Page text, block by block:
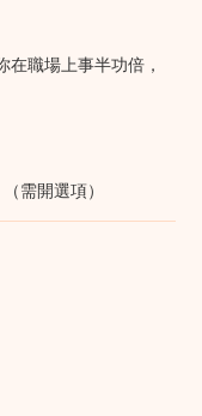
職場上事半功倍，
需開選項）